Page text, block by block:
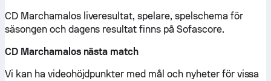
CD Marchamalos liveresultat, spelare, spelschema för
säsongen och dagens resultat finns på Sofascore.
CD Marchamalos nästa match
Vi kan ha videohöjdpunkter med mål och nyheter för vissa